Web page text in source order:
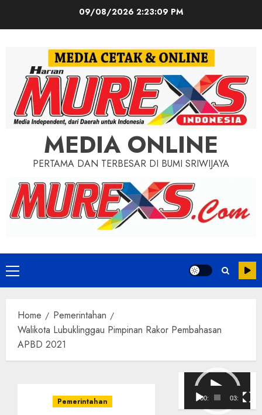
09/08/20262:23:11 PM
MEDIA ONLINE
PERTAMA DAN TERBESAR DI BUMI SRIWIJAYA
Primary
Menu
Home
Pemerintahan
Walikota Lubuklinggau Pimpinan Rakor Pembahasan
APBD 2021
Pemerintahan
Pemutar
Video
00:00 03:08